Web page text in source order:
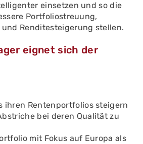
einsetzen und so die
Portfoliostreuung,
Renditesteigerung stellen.
eignet sich der
ihren Rentenportfolios steigern
bei deren Qualität zu
mit Fokus auf Europa als